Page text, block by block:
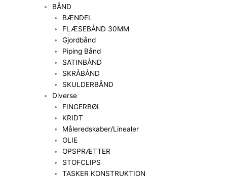
BÅND
BÆNDEL
FLÆSEBÅND 30MM
Gjordbånd
Piping Bånd
SATINBÅND
SKRÅBÅND
SKULDERBÅND
Diverse
FINGERBØL
KRIDT
Måleredskaber/Linealer
OLIE
OPSPRÆTTER
STOFCLIPS
TASKER KONSTRUKTION